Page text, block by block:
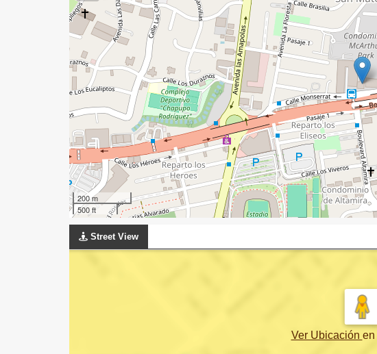
200 m
500 ft
Street View
Ver Ubicación en